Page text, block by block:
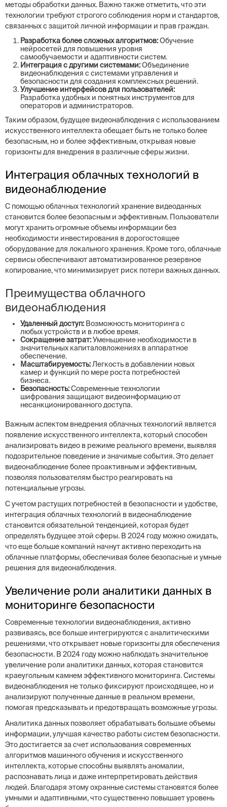
методы обработки данных. Важно также отметить, что эти
технологии требуют строгого соблюдения норм и стандартов,
связанных с защитой личной информации и прав граждан.
Разработка более сложных алгоритмов:Обучение
нейросетей для повышения уровня
самообучаемости и адаптивности систем.
Интеграция с другими системами:Объединение
видеонаблюдения с системами управления и
безопасности для создания комплексных решений.
Улучшение интерфейсов для пользователей:
Разработка удобных и понятных инструментов для
операторов и администраторов.
Таким образом, будущее видеонаблюдения с использованием
искусственного интеллекта обещает быть не только более
безопасным, но и более эффективным, открывая новые
горизонты для внедрения в различные сферы жизни.
Интеграция облачных технологий в
видеонаблюдение
С помощью облачных технологий хранение видеоданных
становится более безопасным и эффективным. Пользователи
могут хранить огромные объемы информации без
необходимости инвестирования в дорогостоящее
оборудование для локального хранения. Кроме того, облачные
сервисы обеспечивают автоматизированное резервное
копирование, что минимизирует риск потери важных данных.
Преимущества облачного
видеонаблюдения
Удаленный доступ: Возможность мониторинга с
любых устройств и в любое время.
Сокращение затрат:Уменьшение необходимости в
значительных капиталовложениях в аппаратное
обеспечение.
Масштабируемость:Легкость в добавлении новых
камер и функций по мере роста потребностей
бизнеса.
Безопасность:Современные технологии
шифрования защищают видеоинформацию от
несанкционированного доступа.
Важным аспектом внедрения облачных технологий является
появление искусственного интеллекта, который способен
анализировать видео в режиме реального времени, выявляя
подозрительное поведение и значимые события. Это делает
видеонаблюдение более проактивным и эффективным,
позволяя пользователям быстро реагировать на
потенциальные угрозы.
С учетом растущих потребностей в безопасности и удобстве,
интеграция облачных технологий в видеонаблюдение
становится обязательной тенденцией, которая будет
определять будущее этой сферы. В 2024 году можно ожидать,
что еще больше компаний начнут активно переходить на
облачные платформы, обеспечивая более безопасные и умные
решения для видеонаблюдения.
Увеличение роли аналитики данных в
мониторинге безопасности
Современные технологии видеонаблюдения, активно
развиваясь, все больше интегрируются с аналитическими
решениями, что открывает новые горизонты для обеспечения
безопасности. В 2024 году можно наблюдать значительное
увеличение роли аналитики данных, которая становится
краеугольным камнем эффективного мониторинга. Системы
видеонаблюдения не только фиксируют происходящее, но и
анализируют полученные данные в реальном времени,
помогая предсказывать и предотвращать возможные угрозы.
Аналитика данных позволяет обрабатывать большие объемы
информации, улучшая качество работы систем безопасности.
Это достигается за счет использования современных
алгоритмов машинного обучения и искусственного
интеллекта, которые способны выявлять аномалии,
распознавать лица и даже интерпретировать действия
людей. Благодаря этому охранные системы становятся более
умными и адаптивными, что существенно повышает уровень